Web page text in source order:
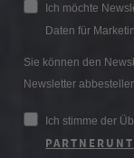
Ich möchte
Daten für
Sie können den
Newsletter
Ich stimme der